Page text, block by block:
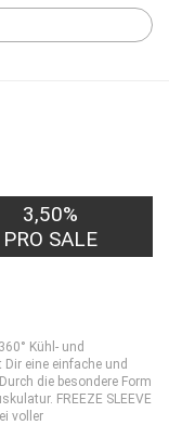
3,50%
PRO SALE
Kühl- und
eine einfache und
die besondere Form
FREEZE SLEEVE
voller